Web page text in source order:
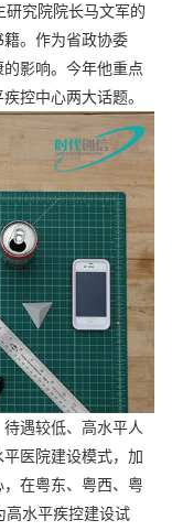
研究院院长马文军的
。作为省政协委
影响。今年他重点
控中心两大话题。
遇较低、高水平人
医院建设模式，加
在粤东、粤西、粤
高水平疾控建设试